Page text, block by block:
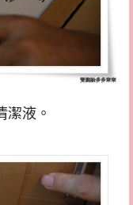
潔液。